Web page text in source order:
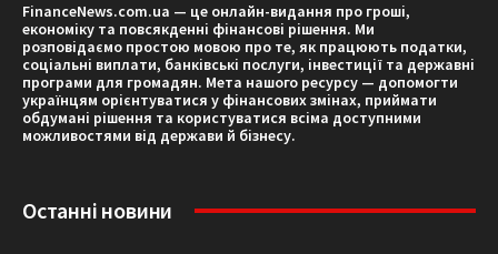
FinanceNews.com.ua — це онлайн-видання про гроші,
економіку та повсякденні фінансові рішення. Ми
розповідаємо простою мовою про те, як працюють податки,
соціальні виплати, банківські послуги, інвестиції та державні
програми для громадян. Мета нашого ресурсу — допомогти
українцям орієнтуватися у фінансових змінах, приймати
обдумані рішення та користуватися всіма доступними
можливостями від держави й бізнесу.
Останні новини